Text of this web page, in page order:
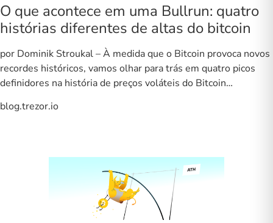
O que acontece em uma Bullrun: quatro
histórias diferentes de altas do bitcoin
por Dominik Stroukal – À medida que o Bitcoin provoca novos
recordes históricos, vamos olhar para trás em quatro picos
definidores na história de preços voláteis do Bitcoin…
blog.trezor.io